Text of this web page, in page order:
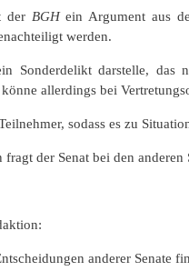
der BGHein Argument aus
werden.
Sonderdelikt darstelle, das
allerdings bei
sodass es zu
der Senat bei den anderen
anderer Senate